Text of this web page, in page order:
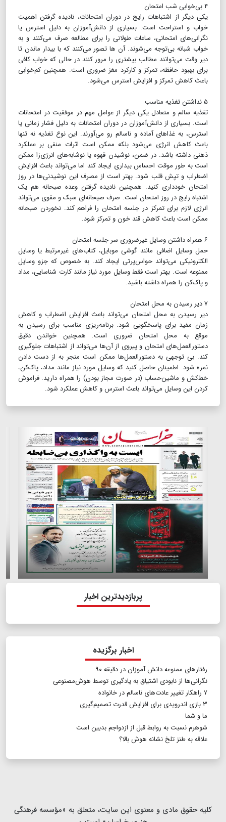
۴ بی‌خوابی شب امتحان
یکی دیگر از اشتباهات رایج در دوران امتحانات، نادیده گرفتن اهمیت
خواب و استراحت است. بسیاری از دانش‌آموزان به دلیل استرس یا
نگرانی‌های امتحانی، ساعات طولانی را برای مطالعه صرف می‌کنند و به
خواب شبانه بی‌توجه می‌شوند. آن ها تصور می‌کنند که با بیدار ماندن تا
دیر وقت می‌توانند مطالب بیشتری را مرور کنند در حالی که خواب کافی
برای بهبود حافظه، تمرکز و کارکرد مغز ضروری است. همچنین کم‌خوابی
باعث کاهش تمرکز و افزایش استرس می‌شود.
۵ نداشتن تغذیه مناسب
تغذیه سالم و متعادل یکی دیگر از عوامل مهم در موفقیت در امتحانات
است. بسیاری از دانش‌آموزان در دوران امتحانات به دلیل فشار زمانی یا
استرس، به غذاهای آماده و ناسالم رو می‌آورند. این نوع تغذیه نه تنها
باعث کاهش انرژی می‌شود بلکه ممکن است اثرات منفی بر عملکرد
ذهنی داشته باشد. در ضمن، نوشیدن قهوه یا نوشابه‌های انرژی‌زا ممکن
است به طور موقت احساس بیداری ایجاد کند اما می‌تواند باعث افزایش
اضطراب و تپش قلب شود. بهتر است از مصرف این نوشیدنی‌ها در روز
امتحان خودداری کنید. همچنین نادیده گرفتن وعده صبحانه هم یک
اشتباه رایج در روز امتحان است. صرف صبحانه‌ای سبک و مقوی می‌تواند
انرژی لازم برای تمرکز در جلسه امتحان را فراهم کند. نخوردن صبحانه
ممکن است باعث کاهش قند خون و تمرکز شود.
۶ همراه داشتن وسایل غیرضروری سر جلسه امتحان
حمل وسایل اضافی مانند گوشی موبایل، کتاب‌های غیرمرتبط یا وسایل
الکترونیکی می‌تواند حواس‌پرتی ایجاد کند. به خصوص که جزو وسایل
ممنوعه است. بهتر است فقط وسایل مورد نیاز مانند کارت شناسایی، مداد
و پاک‌کن را همراه داشته باشید.
۷ دیر رسیدن به محل امتحان
دیر رسیدن به محل امتحان می‌تواند باعث افزایش اضطراب و کاهش
زمان مفید برای پاسخگویی شود. برنامه‌ریزی مناسب برای رسیدن به
موقع به محل امتحان ضروری است. همچنین خواندن دقیق
دستورالعمل‌های امتحان و پیروی از آن‌ها می‌تواند از اشتباهات جلوگیری
کند. بی توجهی به دستورالعمل‌ها ممکن است منجر به از دست دادن
نمره شود. اطمینان حاصل کنید که وسایل مورد نیاز مانند مداد، پاک‌کن،
خط‌کش و ماشین‌حساب (در صورت مجاز بودن) را همراه دارید. فراموش
کردن این وسایل می‌تواند باعث استرس و کاهش عملکرد شود.
پربازدیدترین اخبار
اخبار برگزیده
رفتارهای ممنوعه دانش آموزان در دقیقه ۹۰
نگرانی‌ها از نابودی اشتیاق به یادگیری توسط هوش‌مصنوعی
۷ راهکار تغییر عادت‌های ناسالم در خانواده
۳ بازی اندرویدی برای افزایش قدرت تصمیم‌گیری
ما و شما
شوهرم نسبت به روابط قبل از ازدواجم بدبین است
علاقه به طنز تلخ نشانه هوش بالا؟
كلیه حقوق مادی و معنوی این سایت، متعلق به «مؤسسه فرهنگی